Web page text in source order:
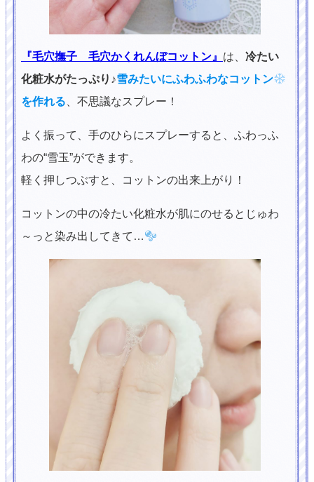
『毛穴撫子 毛穴かくれんぼコットン』 は、 冷たい
化粧水がたっぷり♪雪みたいにふわふわなコットン
を作れる 、不思議なスプレー！
よく振って、手のひらにスプレーすると、ふわっふ
わの“雪玉”ができます。
軽く押しつぶすと、コットンの出来上がり！
コットンの中の冷たい化粧水が肌にのせるとじゅわ
～っと染み出してきて…